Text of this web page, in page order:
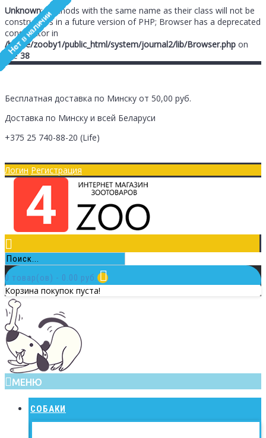
Unknown: Methods with the same name as their class will not be
constructors in a future version of PHP; Browser has a deprecated
constructor in
/home/zooby1/public_html/system/journal2/lib/Browser.php on
line38
Бесплатная доставка по Минску от 50,00 руб.
Доставка по Минску и всей Беларуси
+375 25 740-88-20 (Life)
Логин Регистрация
0 товар(ов) - 0.00 руб.
Корзина покупок пуста!
МЕНЮ
СОБАКИ